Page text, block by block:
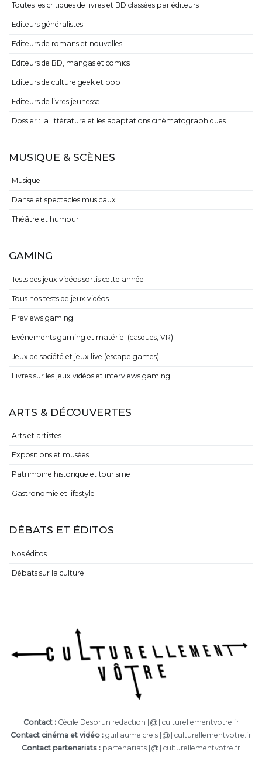
Toutes les critiques de livres et BD classées par éditeurs
Editeurs généralistes
Editeurs de romans et nouvelles
Editeurs de BD, mangas et comics
Editeurs de culture geek et pop
Editeurs de livres jeunesse
Dossier : la littérature et les adaptations cinématographiques
MUSIQUE & SCÈNES
Musique
Danse et spectacles musicaux
Théâtre et humour
GAMING
Tests des jeux vidéos sortis cette année
Tous nos tests de jeux vidéos
Previews gaming
Evénements gaming et matériel (casques, VR)
Jeux de société et jeux live (escape games)
Livres sur les jeux vidéos et interviews gaming
ARTS & DÉCOUVERTES
Arts et artistes
Expositions et musées
Patrimoine historique et tourisme
Gastronomie et lifestyle
DÉBATS ET ÉDITOS
Nos éditos
Débats sur la culture
Contact :Cécile Desbrun redaction [@] culturellementvotre.fr
Contact cinéma et vidéo : guillaume.creis [@] culturellementvotre.fr
Contact partenariats : partenariats [@] culturellementvotre.fr